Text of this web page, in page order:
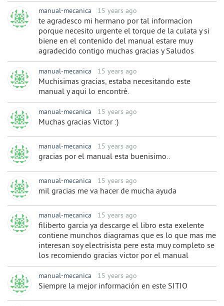
manual-mecanica 15 years ago
te agradesco mi hermano por tal informacion
porque necesito urgente el torque de la culata y si
biene en el contenido del manual estare muy
agradecido contigo muchas gracias y Saludos
manual-mecanica 15 years ago
Muchisimas gracias, estaba necesitando este
manual y aqui lo encontrè.
manual-mecanica 15 years ago
Muchas gracias Victor :)
manual-mecanica 15 years ago
gracias por el manual esta buenisimo..
manual-mecanica 15 years ago
mil gracias me va hacer de mucha ayuda
manual-mecanica 15 years ago
filiberto garcia ya descarge el libro esta exelente
contiene munchos diagramas que es lo que mas me
interesan soy electrisista pere esta muy completo se
los recomiendo gracias victor por el manual
manual-mecanica 15 years ago
Siempre la mejor información en este SITIO